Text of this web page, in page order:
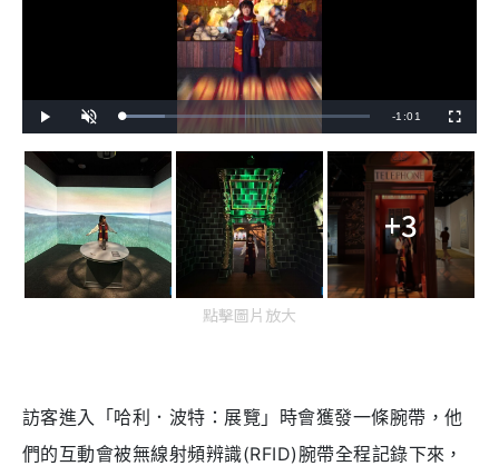
l
y
n
u
e
L
o
d
:
1
7
.
2
1
%
R
e
m
a
i
n
T
i
-1:01
u
l
s
c
r
e
n
+3
點擊圖片放大
訪客進入「哈利．波特：展覽」時會獲發一條腕帶，他
們的互動會被無線射頻辨識(RFID)腕帶全程記錄下來，